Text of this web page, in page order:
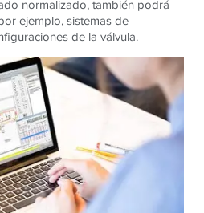
normalizado, también podrá
ejemplo, sistemas de
de la válvula.